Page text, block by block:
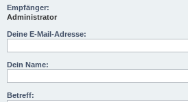
Empfänger:
Administrator
Deine E-Mail-Adresse:
Dein Name:
Betreff: